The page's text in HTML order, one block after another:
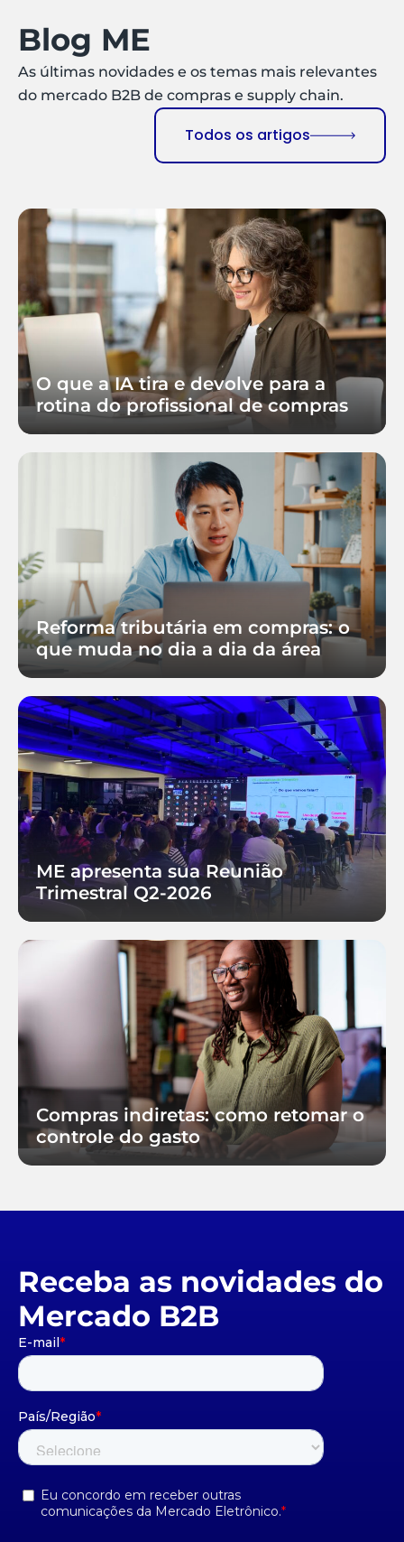
Blog ME
As últimas novidades e os temas mais relevantes
do mercado B2B de compras e supply chain.
Todos os artigos
O que a IA tira e devolve para a
rotina do profissional de compras
Reforma tributária em compras: o
que muda no dia a dia da área
ME apresenta sua Reunião
Trimestral Q2-2026
Compras indiretas: como retomar o
controle do gasto
Receba as novidades do
Mercado B2B